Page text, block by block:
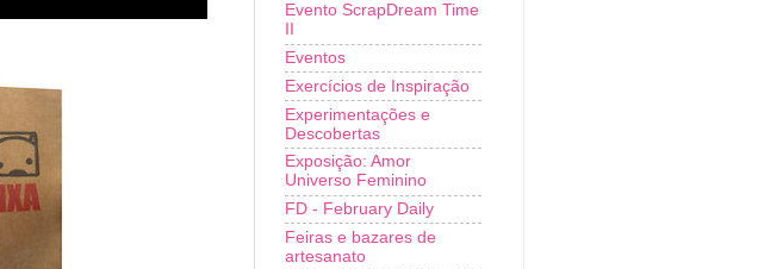
Evento ScrapDream Time
Eventos
Exercícios de Inspiração
Experimentações e
Descobertas
Exposição: Amor
Universo Feminino
FD - February Daily
Feiras e bazares de
artesanato